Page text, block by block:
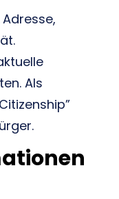
Als